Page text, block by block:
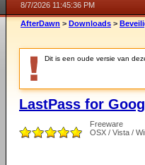
8/7/2026 11:45:36 PM
AfterDawn > Downloads >
Dit is een oude versie van
LastPass for
Freeware
OSX / Vista /